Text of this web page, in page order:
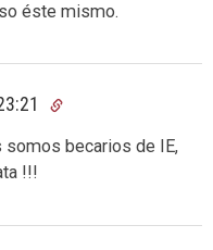
éste mismo.
somos becarios de IE,
!!!